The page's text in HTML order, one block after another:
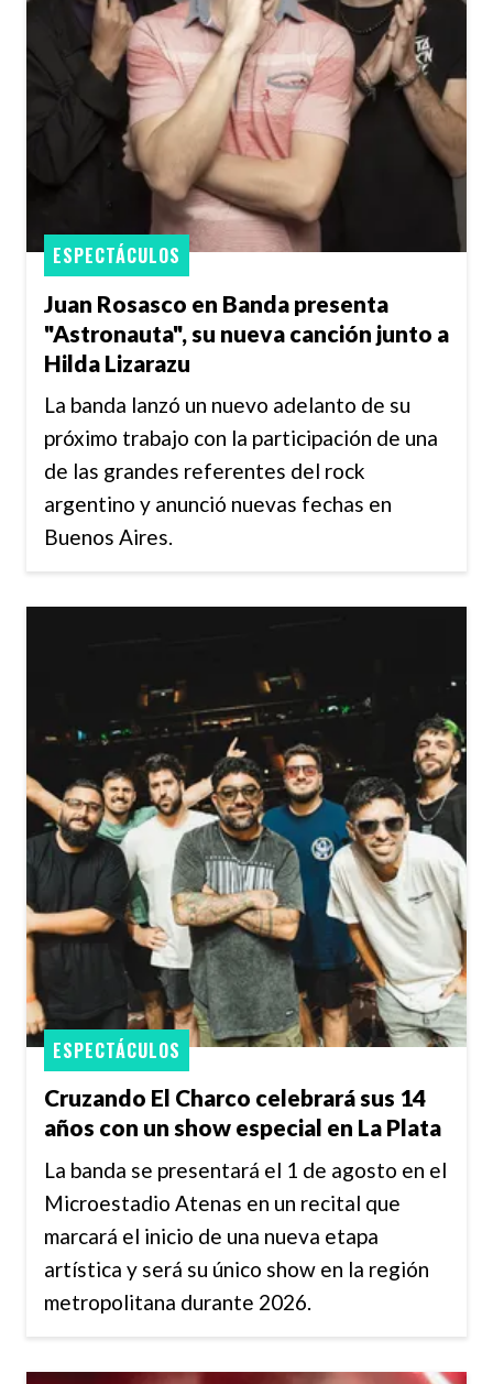
Juan Rosasco en Banda presenta
"Astronauta", su nueva canción junto a
Hilda Lizarazu
ESPECTÁCULOS
La banda lanzó un nuevo adelanto de su
próximo trabajo con la participación de una
de las grandes referentes del rock
argentino y anunció nuevas fechas en
Buenos Aires.
Cruzando El Charco celebrará sus 14
años con un show especial en La Plata
ESPECTÁCULOS
La banda se presentará el 1 de agosto en el
Microestadio Atenas en un recital que
marcará el inicio de una nueva etapa
artística y será su único show en la región
metropolitana durante 2026.